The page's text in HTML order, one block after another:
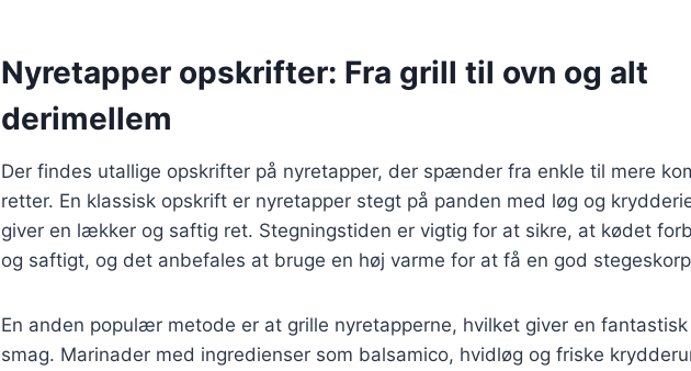
Nyretapper opskrifter: Fra grill til ovn og alt
derimellem
Der findes utallige opskrifter på nyretapper, der spænder fra enkle til mere
retter. En klassisk opskrift er nyretapper stegt på panden med løg og
giver en lækker og saftig ret. Stegningstiden er vigtig for at sikre, at kødet
og saftigt, og det anbefales at bruge en høj varme for at få en god
En anden populær metode er at grille nyretapperne, hvilket giver en
smag. Marinader med ingredienser som balsamico, hvidløg og friske